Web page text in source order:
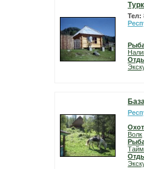
Тел:
Волк